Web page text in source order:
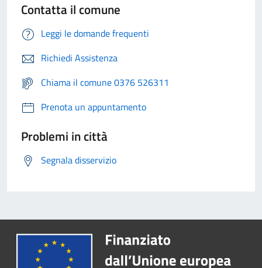
Contatta il comune
Leggi le domande frequenti
Richiedi Assistenza
Chiama il comune 0376 526311
Prenota un appuntamento
Problemi in città
Segnala disservizio